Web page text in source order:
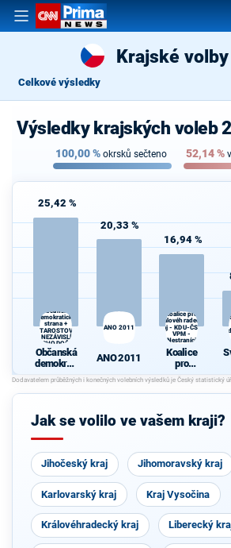
Krajské
Celkové výsledky
Výsledky krajských voleb
100,00% okrsků sečteno 52,14%
25,42 %
Občanská
demokratická
strana +
STAROSTOVÉ
A NEZÁVISLÍ a
VÝCHODOČEŠI
Občanská
demokrati
cká strana
+
STAROST
NEZÁVISL
VÝCHODO
ČEŠI
20,33 %
ANO 2011
ANO 2011
16,94 %
Koalice pro
Královéhradecký
kraj - KDU-ČSL -
VPM -
Nestraníci
Koalice
pro
Královéhra
decký kraj
- KDU-
VPM -
Jak se volilo ve vašem kraji?
Jihočeský kraj Jihomoravský kraj
Karlovarský kraj Kraj Vysočina
Královéhradecký kraj Liberecký